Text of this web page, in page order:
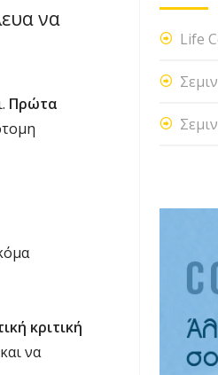
να
Πρώτα
κριτική
να
Life